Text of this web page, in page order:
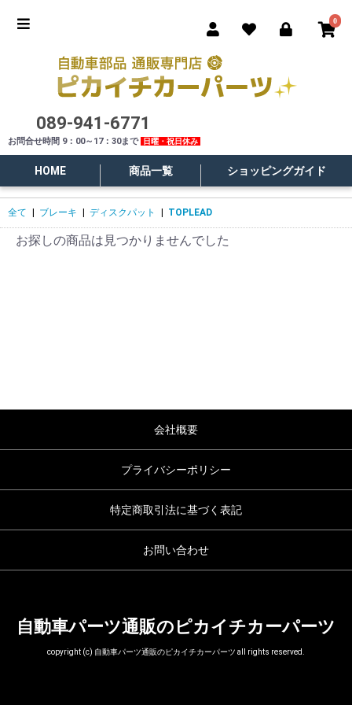
0
089-941-6771
お問合せ時間 9：00～17：30まで 日曜・祝日休み
HOME 商品一覧 ショッピングガイド
全て | ブレーキ | ディスクパット | TOPLEAD
お探しの商品は見つかりませんでした
会社概要
プライバシーポリシー
特定商取引法に基づく表記
お問い合わせ
自動車パーツ通販のピカイチカーパーツ
copyright (c) 自動車パーツ通販のピカイチカーパーツ all rights reserved.